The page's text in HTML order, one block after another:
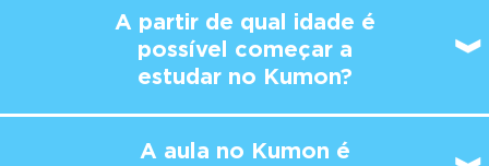
A partir de qual idade é
possível começar a
estudar no Kumon?
A aula no Kumon é